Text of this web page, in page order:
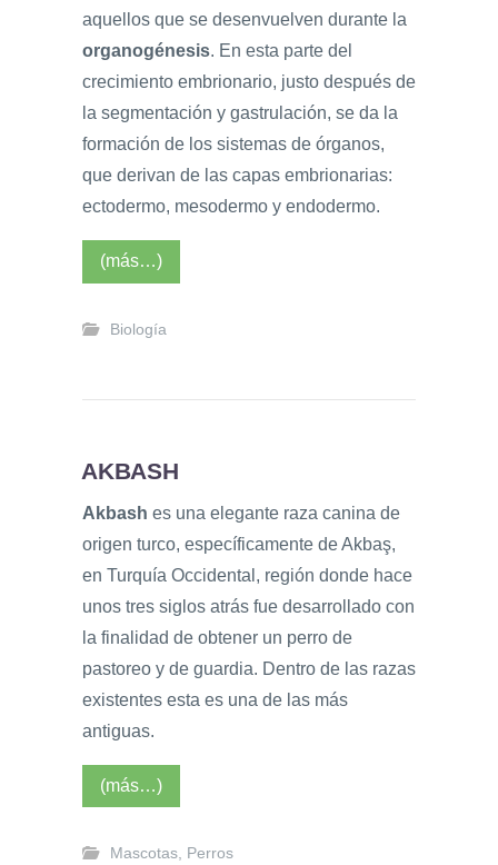
aquellos que se desenvuelven durante la
organogénesis. En esta parte del
crecimiento embrionario, justo después de
la segmentación y gastrulación, se da la
formación de los sistemas de órganos,
que derivan de las capas embrionarias:
ectodermo, mesodermo y endodermo.
(más…)
Biología
AKBASH
Akbash es una elegante raza canina de
origen turco, específicamente de Akbaş,
en Turquía Occidental, región donde hace
unos tres siglos atrás fue desarrollado con
la finalidad de obtener un perro de
pastoreo y de guardia. Dentro de las razas
existentes esta es una de las más
antiguas.
(más…)
Mascotas, Perros